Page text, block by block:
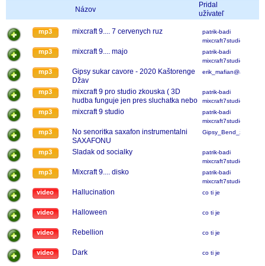
Názov
Pridal
užívateľ
mp3 mixcraft 9.... 7 cervenych ruz
patrik-badi
mixcraft7studio
mp3 mixcraft 9.... majo
patrik-badi
mixcraft7studio
mp3
Gipsy sukar cavore - 2020 Kaštorenge
Džav
erik_mafian@azet.sk
mp3
mixcraft 9 pro studio zkouska ( 3D
hudba funguje jen pres sluchatka nebo
stereo repraky)
patrik-badi
mixcraft7studio
mp3 mixcraft 9 studio
patrik-badi
mixcraft7studio
mp3
No senoritka saxafon instrumentalni
SAXAFONU
Gipsy_Bend_žatec
mp3 Sladak od socialky
patrik-badi
mixcraft7studio
mp3 Mixcraft 9.... disko
patrik-badi
mixcraft7studio
video Hallucination co ti je
video Halloween co ti je
video Rebellion co ti je
video Dark co ti je